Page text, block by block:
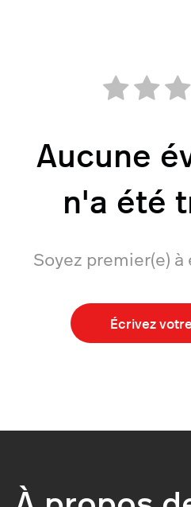
Aucune
n'a été
Soyez premier(e)
Écrivez